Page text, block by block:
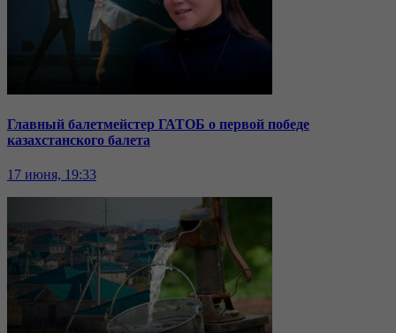
Главный балетмейстер ГАТОБ о первой победе
казахстанского балета
17 июня, 19:33